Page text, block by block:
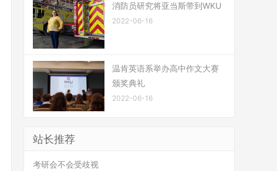
消防员研究将亚当斯带到WKU
2022-06-16
温肯英语系举办高中作文大赛
颁奖典礼
2022-06-16
站长推荐
考研会不会受歧视